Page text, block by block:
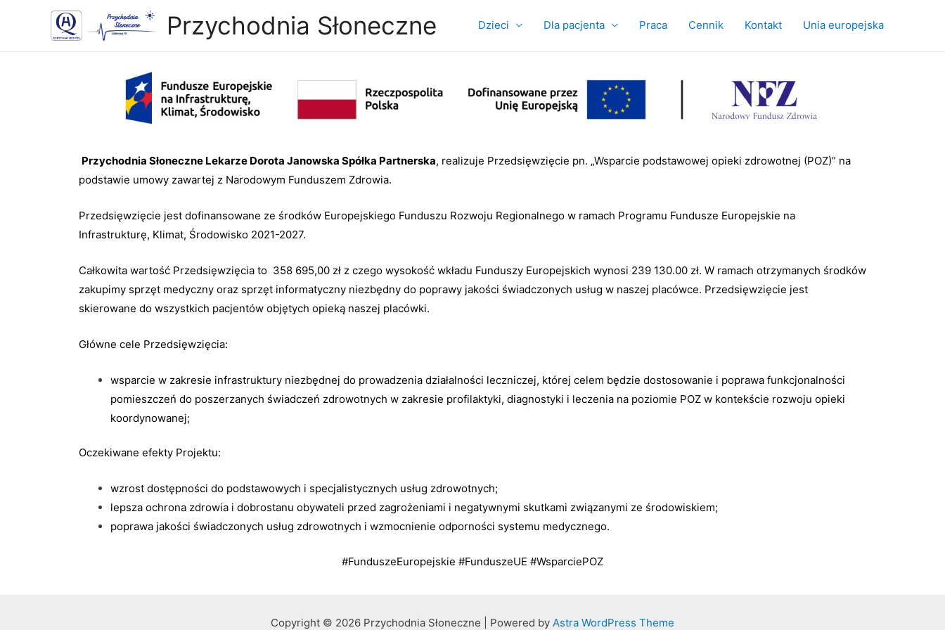
Przychodnia Słoneczne Dzieci Dla pacjenta Praca Cennik Kontakt Unia europejska
Przychodnia Słoneczne Lekarze Dorota Janowska Spółka Partnerska, realizuje Przedsięwzięcie pn. „Wsparcie podstawowej opieki zdrowotnej (POZ)” na
podstawie umowy zawartej z Narodowym Funduszem Zdrowia.
Przedsięwzięcie jest dofinansowane ze środków Europejskiego Funduszu Rozwoju Regionalnego w ramach Programu Fundusze Europejskie na
Infrastrukturę, Klimat, Środowisko 2021-2027.
Całkowita wartość Przedsięwzięcia to 358 695,00 zł z czego wysokość wkładu Funduszy Europejskich wynosi 239 130.00 zł. W ramach otrzymanych środków
zakupimy sprzęt medyczny oraz sprzęt informatyczny niezbędny do poprawy jakości świadczonych usług w naszej placówce. Przedsięwzięcie jest
skierowane do wszystkich pacjentów objętych opieką naszej placówki.
Główne cele Przedsięwzięcia:
wsparcie w zakresie infrastruktury niezbędnej do prowadzenia działalności leczniczej, której celem będzie dostosowanie i poprawa funkcjonalności
pomieszczeń do poszerzanych świadczeń zdrowotnych w zakresie profilaktyki, diagnostyki i leczenia na poziomie POZ w kontekście rozwoju opieki
koordynowanej;
Oczekiwane efekty Projektu:
wzrost dostępności do podstawowych i specjalistycznych usług zdrowotnych;
lepsza ochrona zdrowia i dobrostanu obywateli przed zagrożeniami i negatywnymi skutkami związanymi ze środowiskiem;
poprawa jakości świadczonych usług zdrowotnych i wzmocnienie odporności systemu medycznego.
#FunduszeEuropejskie #FunduszeUE #WsparciePOZ
Copyright © 2026 Przychodnia Słoneczne | Powered by Astra WordPress Theme